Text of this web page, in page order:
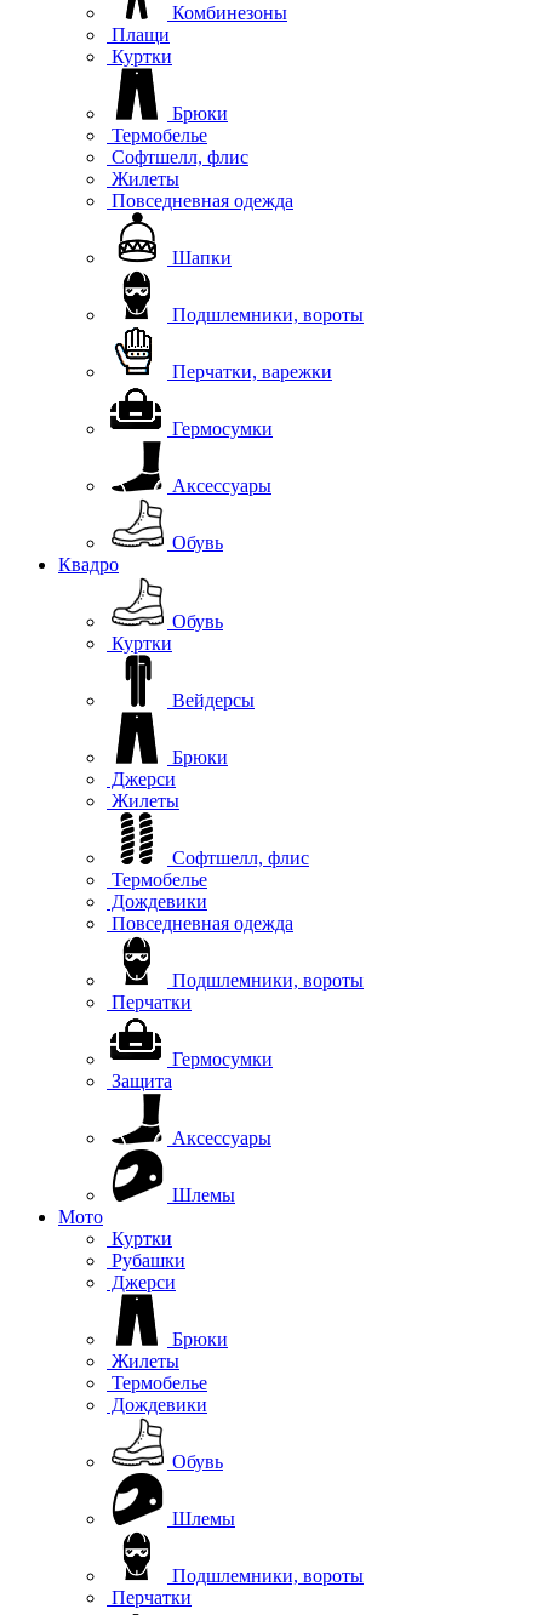
Комбинезоны
Плащи
Куртки
Брюки
Термобелье
Софтшелл, флис
Жилеты
Повседневная одежда
Шапки
Подшлемники, вороты
Перчатки, варежки
Гермосумки
Аксессуары
Обувь
Квадро
Обувь
Куртки
Вейдерсы
Брюки
Джерси
Жилеты
Софтшелл, флис
Термобелье
Дождевики
Повседневная одежда
Подшлемники, вороты
Перчатки
Гермосумки
Защита
Аксессуары
Шлемы
Мото
Куртки
Рубашки
Джерси
Брюки
Жилеты
Термобелье
Дождевики
Обувь
Шлемы
Подшлемники, вороты
Перчатки